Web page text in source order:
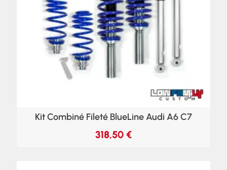
Kit Combiné Fileté BlueLine Audi A6 C7
318,50 €